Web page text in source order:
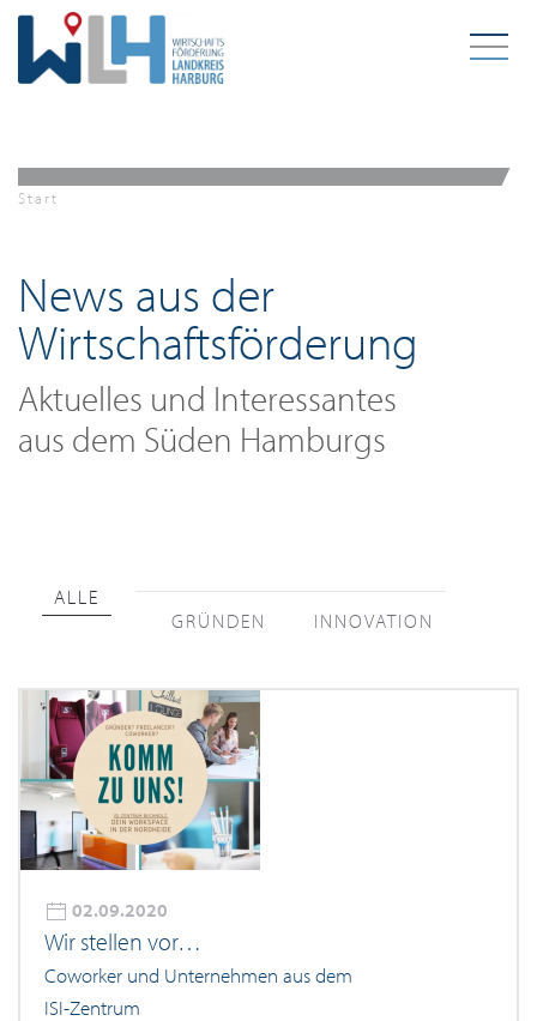
Zum Hauptinhalt springen
Start
News aus der
Wirtschaftsförderung
Aktuelles und Interessantes
aus dem Süden Hamburgs
ALLE
GRÜNDEN
INNOVATION
02.09.2020
Wir stellen vor…
Coworker und Unternehmen aus dem
ISI-Zentrum